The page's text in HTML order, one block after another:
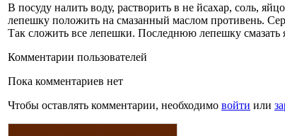
В посуду налить воду, растворить в не йсахар, соль,
лепешку положить на смазанный маслом противень.
Так сложить все лепешки. Последнюю лепешку смазать
Комментарии пользователей
Пока комментариев нет
Чтобы оставлять комментарии, необходимо войти или